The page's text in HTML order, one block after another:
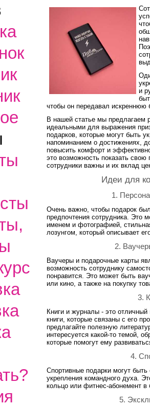
и
чтобы он передавал искреннюю
В нашей статье мы предлагаем
идеальными для выражения
подарков, которые могут быть
напоминанием о достижениях,
повысить комфорт и
это возможность показать свою
сотрудники важны и их вклад
Идеи для
1.
Очень важно, чтобы подарок
предпочтения сотрудника. Это
именем и фотографией,
лозунгом, который описывает
2.
Ваучеры и подарочные карты
возможность сотруднику
понравится. Это может быть
или кино, а также на покупку
3.
Книги и журналы - это
книги, которые связаны с его
предлагайте полезную
интересуется какой-то темой,
которые помогут ему
4.
Спортивные подарки могут
укрепления командного духа.
кольцо или фитнес-абонемент
5.